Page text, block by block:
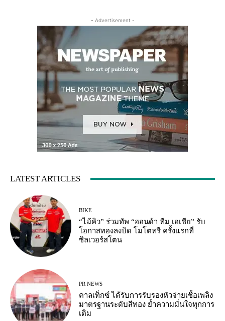
- Advertisement -
LATEST ARTICLES
BIKE
“ไม้คิว” ร่วมทัพ “ฮอนด้า ทีม เอเชีย” รับ
โอกาสทองลงบิด โมโตทรี ครั้งแรกที่
ซิลเวอร์สโตน
PR NEWS
คาลเท็กซ์ ได้รับการรับรองหัวจ่ายเชื้อเพลิง
มาตรฐานระดับสีทอง ย้ำความมั่นใจทุกการ
เติม